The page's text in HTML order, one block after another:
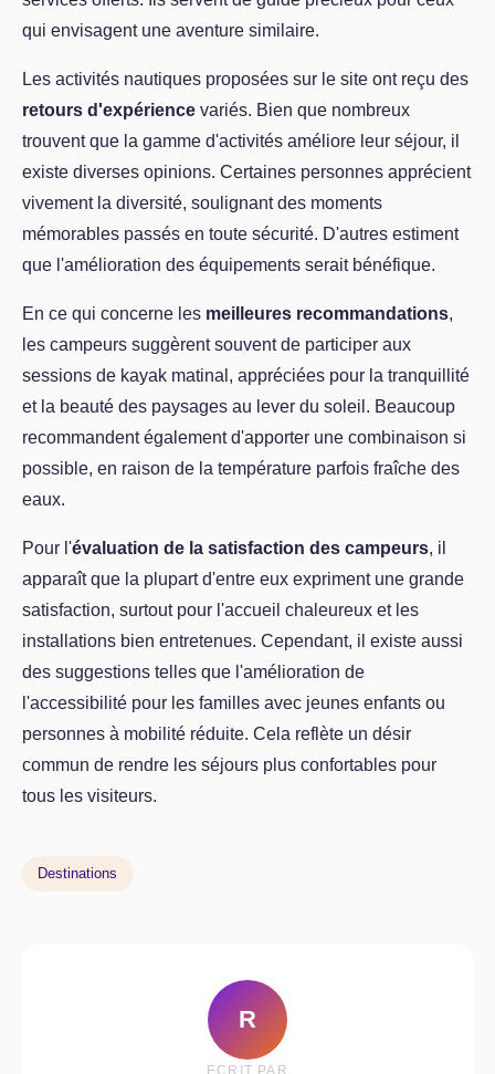
qui envisagent une aventure similaire.
Les activités nautiques proposées sur le site ont reçu des
retours d'expérience variés. Bien que nombreux
trouvent que la gamme d'activités améliore leur séjour, il
existe diverses opinions. Certaines personnes apprécient
vivement la diversité, soulignant des moments
mémorables passés en toute sécurité. D'autres estiment
que l'amélioration des équipements serait bénéfique.
En ce qui concerne les meilleures recommandations,
les campeurs suggèrent souvent de participer aux
sessions de kayak matinal, appréciées pour la tranquillité
et la beauté des paysages au lever du soleil. Beaucoup
recommandent également d'apporter une combinaison si
possible, en raison de la température parfois fraîche des
eaux.
Pour l'évaluation de la satisfaction des campeurs, il
apparaît que la plupart d'entre eux expriment une grande
satisfaction, surtout pour l'accueil chaleureux et les
installations bien entretenues. Cependant, il existe aussi
des suggestions telles que l'amélioration de
l'accessibilité pour les familles avec jeunes enfants ou
personnes à mobilité réduite. Cela reflète un désir
commun de rendre les séjours plus confortables pour
tous les visiteurs.
Destinations
R
ECRIT PAR